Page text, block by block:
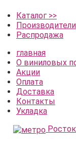
Каталог >>
Производители
Распродажа
главная
О виниловых
Акции
Оплата
Доставка
Контакты
Укладка